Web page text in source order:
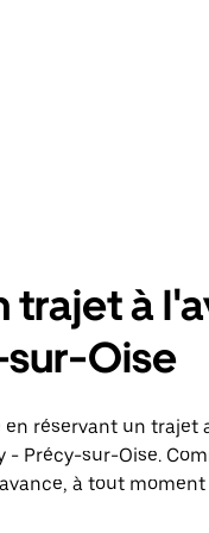
trajet à
Oise
réservant un trajet
Précy-sur-Oise.
à tout